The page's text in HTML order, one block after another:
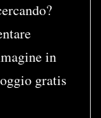
in
gratis